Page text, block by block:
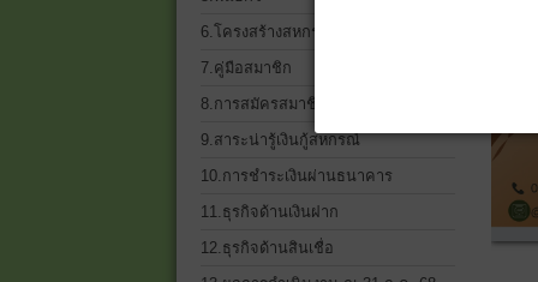
6.โครงสร้างสหกรณ์เครดิตยูเนี่ยน
7.คู่มือสมาชิก
8.การสมัครสมาชิก
9.สาระน่ารู้เงินกู้สหกรณ์
10.การชำระเงินผ่านธนาคาร
11.ธุรกิจด้านเงินฝาก
12.ธุรกิจด้านสินเชื่อ